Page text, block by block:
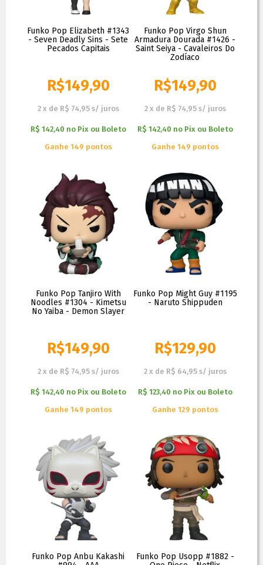
Funko Pop Elizabeth #1343
- Seven Deadly Sins - Sete
Pecados Capitais
R$149,90
2 x de R$ 74,95 s/ juros
R$ 142,40 no Pix ou Boleto
Ganhe 149 pontos
Funko Pop Virgo Shun
Armadura Dourada #1426 -
Saint Seiya - Cavaleiros Do
Zodíaco
R$149,90
2 x de R$ 74,95 s/ juros
R$ 142,40 no Pix ou Boleto
Ganhe 149 pontos
Funko Pop Tanjiro With
Noodles #1304 - Kimetsu
No Yaiba - Demon Slayer
R$149,90
2 x de R$ 74,95 s/ juros
R$ 142,40 no Pix ou Boleto
Ganhe 149 pontos
Funko Pop Might Guy #1195
- Naruto Shippuden
R$129,90
2 x de R$ 64,95 s/ juros
R$ 123,40 no Pix ou Boleto
Ganhe 129 pontos
Funko Pop Anbu Kakashi
Funko Pop Usopp #1882 -